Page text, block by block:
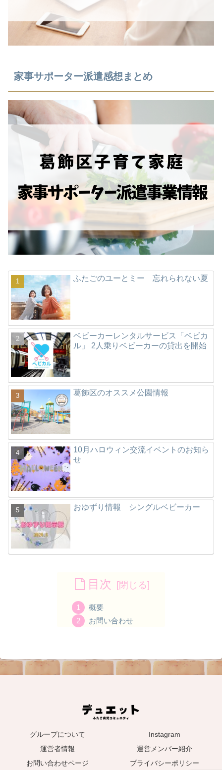
家事サポーター派遣感想まとめ
ふたごのユーとミー 忘れられない夏
ベビーカーレンタルサービス「ベビカ
ル」 2人乗りベビーカーの貸出を開始
葛飾区のオススメ公園情報
10月ハロウィン交流イベントのお知ら
せ
おゆずり情報 シングルベビーカー
目次
概要
お問い合わせ
グループについて
Instagram
運営者情報
運営メンバー紹介
お問い合わせページ
プライバシーポリシー